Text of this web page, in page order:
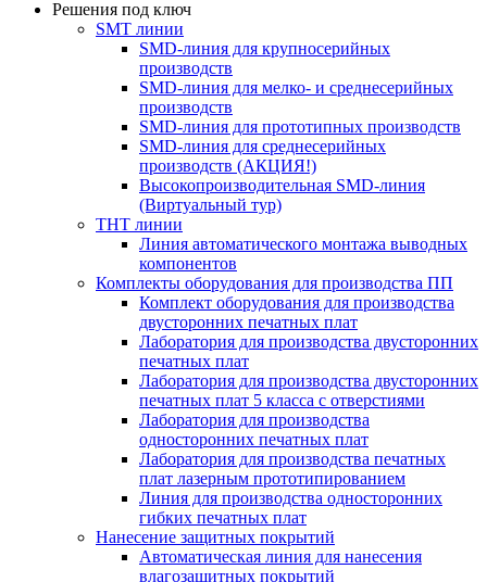
Решения под ключ
SMT линии
SMD-линия для крупносерийных
производств
SMD-линия для мелко- и среднесерийных
производств
SMD-линия для прототипных производств
SMD-линия для среднесерийных
производств (АКЦИЯ!)
Высокопроизводительная SMD-линия
(Виртуальный тур)
THT линии
Линия автоматического монтажа выводных
компонентов
Комплекты оборудования для производства ПП
Комплект оборудования для производства
двусторонних печатных плат
Лаборатория для производства двусторонних
печатных плат
Лаборатория для производства двусторонних
печатных плат 5 класса с отверстиями
Лаборатория для производства
односторонних печатных плат
Лаборатория для производства печатных
плат лазерным прототипированием
Линия для производства односторонних
гибких печатных плат
Нанесение защитных покрытий
Автоматическая линия для нанесения
влагозащитных покрытий